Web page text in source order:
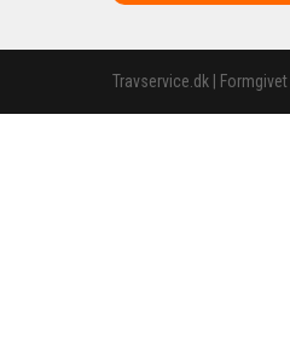
Travservice.dk |